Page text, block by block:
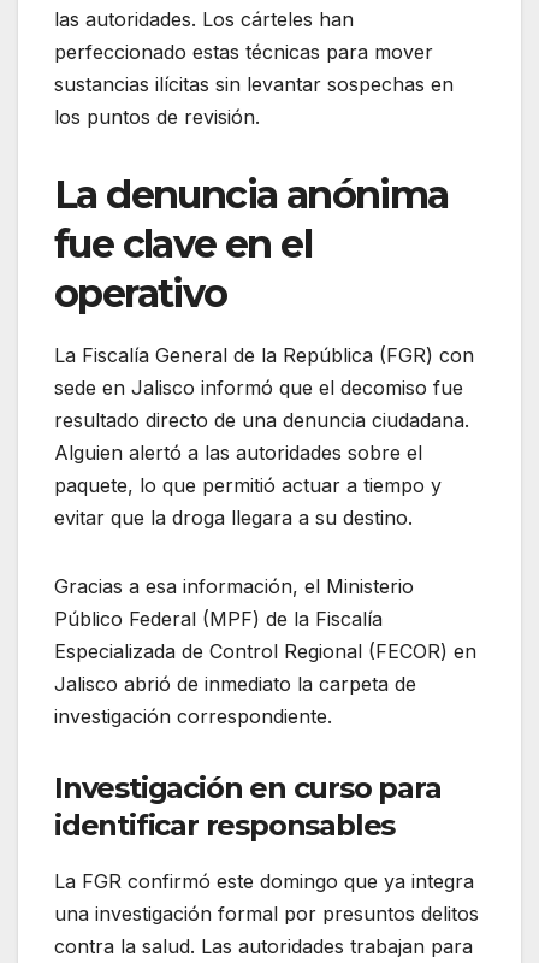
las autoridades. Los cárteles han
perfeccionado estas técnicas para mover
sustancias ilícitas sin levantar sospechas en
los puntos de revisión.
La denuncia anónima
fue clave en el
operativo
La Fiscalía General de la República (FGR) con
sede en Jalisco informó que el decomiso fue
resultado directo de una denuncia ciudadana.
Alguien alertó a las autoridades sobre el
paquete, lo que permitió actuar a tiempo y
evitar que la droga llegara a su destino.
Gracias a esa información, el Ministerio
Público Federal (MPF) de la Fiscalía
Especializada de Control Regional (FECOR) en
Jalisco abrió de inmediato la carpeta de
investigación correspondiente.
Investigación en curso para
identificar responsables
La FGR confirmó este domingo que ya integra
una investigación formal por presuntos delitos
contra la salud. Las autoridades trabajan para